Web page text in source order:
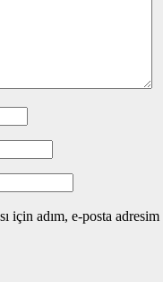
için adım, e-posta